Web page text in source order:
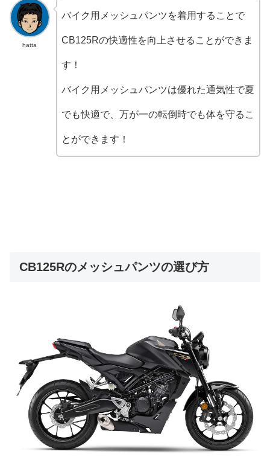
hatta
バイク用メッシュパンツを着用することで
CB125Rの快適性を向上させることができま
す！
バイク用メッシュパンツは優れた通気性で夏
でも快適で、万が一の転倒時でも体を守るこ
とができます！
CB125Rのメッシュパンツの選び方